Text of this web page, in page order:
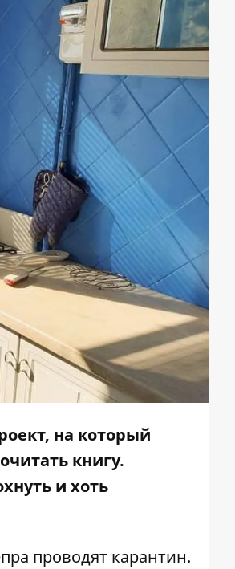
на который
книгу.
и хоть
проводят карантин.